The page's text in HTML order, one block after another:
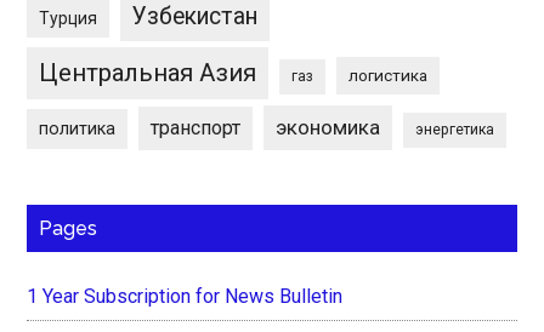
Турция Узбекистан
Центральная Азия газ логистика
политика транспорт экономика энергетика
Pages
1 Year Subscription for News Bulletin